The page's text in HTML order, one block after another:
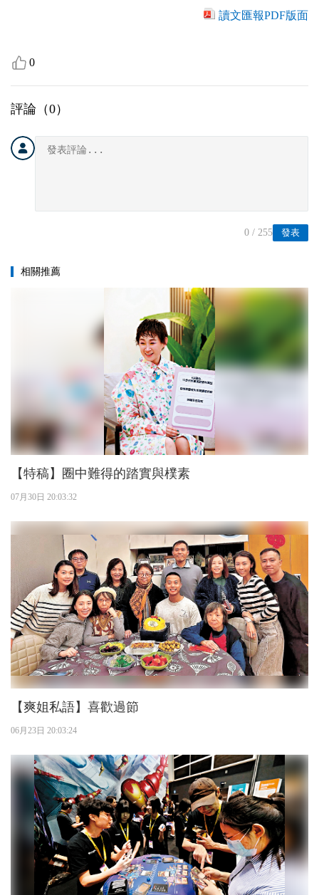
讀文匯報PDF版面
0
評論（0）
發表
0 / 255
相關推薦
【特稿】圈中難得的踏實與樸素
07月30日 20:03:32
【爽姐私語】喜歡過節
06月23日 20:03:24